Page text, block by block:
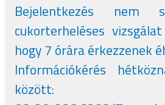
Bejelentkezés nem
cukorterheléses
hogy 7 órára érkezzenek
Információkérés
között: